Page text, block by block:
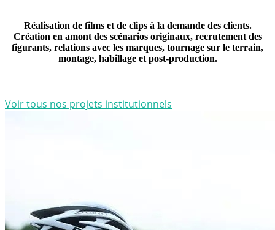
Réalisation de films et de clips à la demande des clients.
Création en amont des scénarios originaux, recrutement des
figurants, relations avec les marques, tournage sur le terrain,
montage, habillage et post-production.
Voir tous nos projets institutionnels